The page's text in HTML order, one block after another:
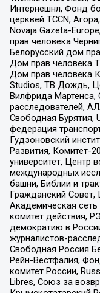
Интернешнл, Фонд
церквей TCCN,
Novaja Gazeta-
прав человека
Белорусский дом
Дом прав человека
Дом прав человека
Studios, ТВ Дождь,
Вилфрида Мартенса,
расследователей,
Свободная Бурятия,
федерация
Гудзоновский
Развития, Комитет-
университет, Центр
международных
башни, Библии и
Гражданский Совет,
Академическая
комитет действия,
демократию в
журналистов-
Свободная Россия
Рейн-Вестфалия,
комитет России,
Libres, Союз за